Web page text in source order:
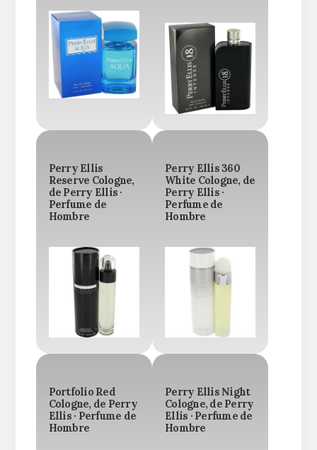
Perry Ellis
Reserve Cologne,
de Perry Ellis ·
Perfume de
Hombre
Perry Ellis 360
White Cologne, de
Perry Ellis ·
Perfume de
Hombre
Portfolio Red
Cologne, de Perry
Ellis · Perfume de
Hombre
Perry Ellis Night
Cologne, de Perry
Ellis · Perfume de
Hombre